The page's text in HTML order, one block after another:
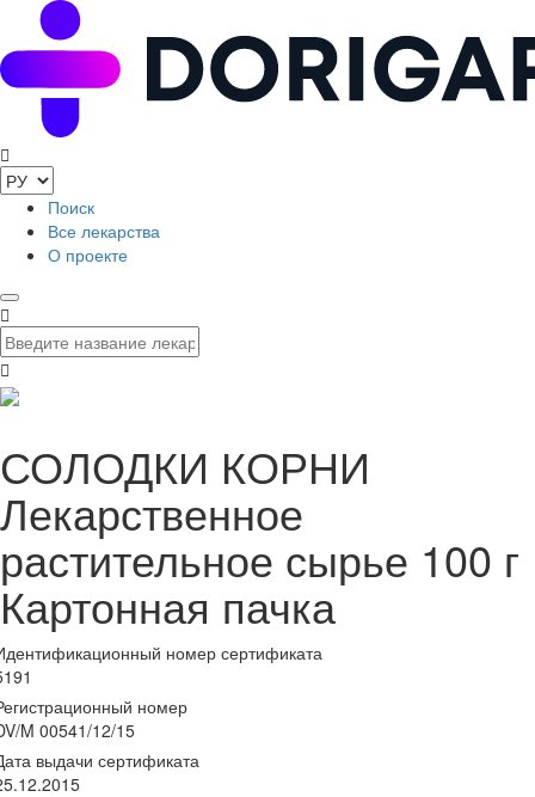
Поиск
Все лекарства
О проекте
СОЛОДКИ КОРНИ
Лекарственное
растительное сырье 100 г
Картонная пачка
номер сертификата
номер
M 00541/12/15
выдачи сертификата